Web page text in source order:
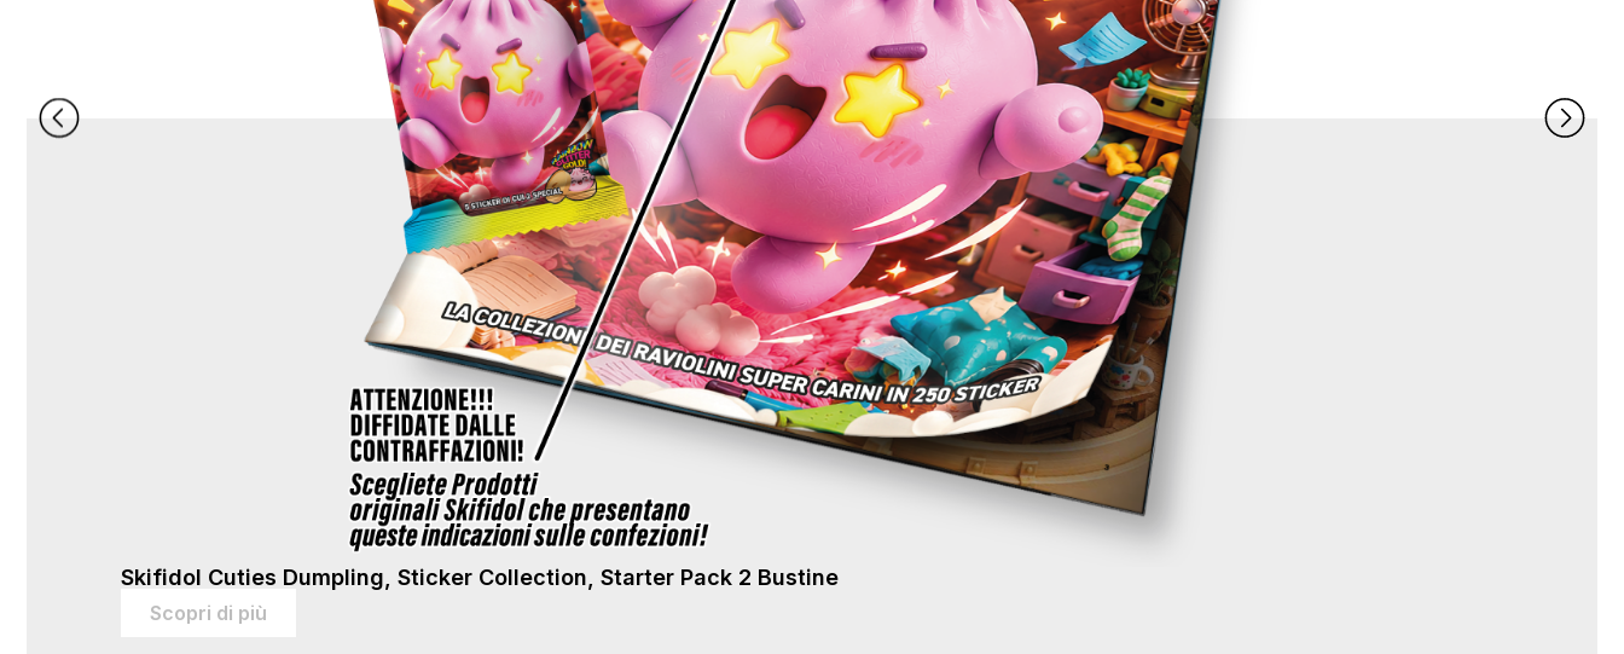
Skifidol Cuties Dumpling, Sticker Collection, Starter Pack 2 Bustine
Scopri di più